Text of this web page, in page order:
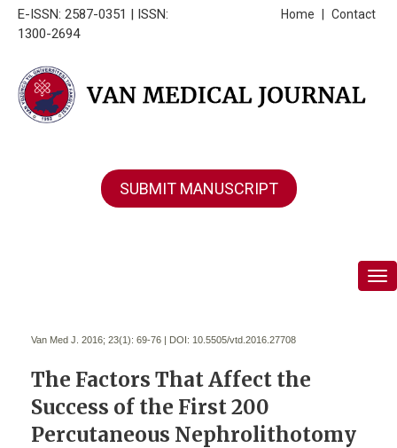
E-ISSN: 2587-0351 | ISSN:
1300-2694
Contact
Home
SUBMIT MANUSCRIPT
Van Med J. 2016; 23(1): 69-76 | DOI: 10.5505/vtd.2016.27708
The Factors That Affect the
Success of the First 200
Percutaneous Nephrolithotomy